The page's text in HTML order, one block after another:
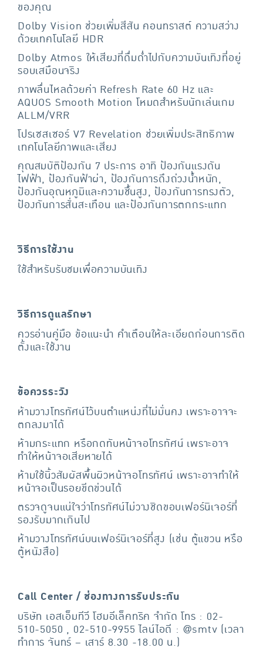
ของคุณ
Dolby Vision ช่วยเพิ่มสีสัน คอนทราสต์ ความสว่าง
ด้วยเทคโนโลยี HDR
Dolby Atmos ให้เสียงที่ดื่มด่ำไปกับความบันเทิงที่อยู่
รอบเสมือนจริง
ภาพลื่นไหลด้วยค่า Refresh Rate 60 Hz และ
AQUOS Smooth Motion โหมดสำหรับนักเล่นเกม
ALLM/VRR
โปรเซสเซอร์ V7 Revelation ช่วยเพิ่มประสิทธิภาพ
เทคโนโลยีภาพและเสียง
คุณสมบัติป้องกัน 7 ประการ อาทิ ป้องกันแรงดัน
ไฟฟ้า, ป้องกันฟ้าผ่า, ป้องกันการดึงถ่วงน้ำหนัก,
ป้องกันอุณหภูมิและความชื้นสูง, ป้องกันการทรงตัว,
ป้องกันการสั่นสะเทือน และป้องกันการตกกระแทก
วิธีการใช้งาน
ใช้สำหรับรับชมเพื่อความบันเทิง
วิธีการดูแลรักษา
ควรอ่านคู่มือ ข้อแนะนำ คำเตือนให้ละเอียดก่อนการติด
ตั้งและใช้งาน
ข้อควรระวัง
ห้ามวางโทรทัศน์ไว้บนตำแหน่งที่ไม่มั่นคง เพราะอาจจะ
ตกลงมาได้
ห้ามกระแทก หรือกดทับหน้าจอโทรทัศน์ เพราะอาจ
ทำให้หน้าจอเสียหายได้
ห้ามใช้นิ้วสัมผัสพื้นผิวหน้าจอโทรทัศน์ เพราะอาจทำให้
หน้าจอเป็นรอยขีดข่วนได้
ตรวจดูจนแน่ใจว่าโทรทัศน์ไม่วางชิดขอบเฟอร์นิเจอร์ที่
รองรับมากเกินไป
ห้ามวางโทรทัศน์บนเฟอร์นิเจอร์ที่สูง (เช่น ตู้แขวน หรือ
ตู้หนังสือ)
Call Center / ช่องทางการรับประกัน
บริษัท เอสเอ็มทีวี โฮมอีเล็คทริค จำกัด โทร : 02-
510-5050 , 02-510-9955 ไลน์ไอดี : @smtv (เวลา
ทำการ จันทร์ – เสาร์ 8.30 -18.00 น.)